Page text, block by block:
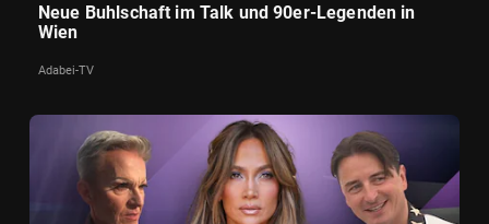
Neue Buhlschaft im Talk und 90er-Legenden in
Wien
Adabei-TV